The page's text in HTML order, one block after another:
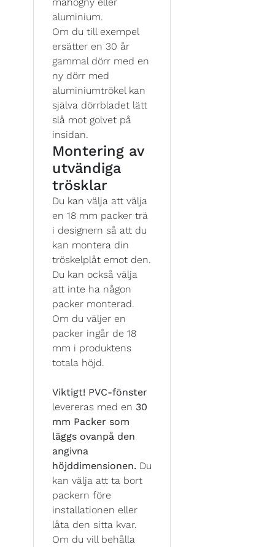
aluminium.
Om du till exempel
ersätter en 30 år
gammal dörr med en
ny dörr med
aluminiumtrökel kan
själva dörrbladet lätt
slå mot golvet på
insidan.
Montering av
utvändiga
trösklar
Du kan välja att välja
en 18 mm packer trä
i designern så att du
kan montera din
tröskelplåt emot den.
Du kan också välja
att inte ha någon
packer monterad.
Om du väljer en
packer ingår de 18
mm i produktens
totala höjd.
Viktigt! PVC-fönster
levereras med en 30
mm Packer som
läggs ovanpå den
angivna
höjddimensionen. Du
kan välja att ta bort
packern före
installationen eller
låta den sitta kvar.
Om du vill behålla